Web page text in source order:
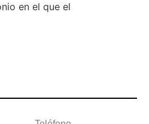
en el que el